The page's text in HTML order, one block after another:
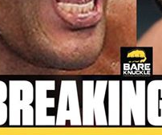
2026